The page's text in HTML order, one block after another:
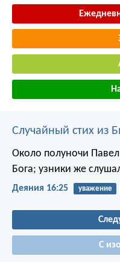
Случайный стих из
Около полуночи
Бога; узники же
Деяния 16:25 уважение
С